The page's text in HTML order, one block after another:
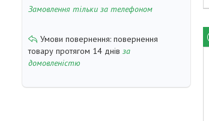
Замовлення тільки за телефоном
повернення
товару протягом 14 днів за
домовленістю